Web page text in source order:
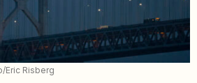
Eric Risberg